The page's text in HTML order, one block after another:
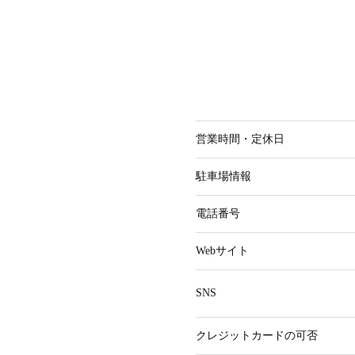
営業時間・ 定休日
駐車場情報
電話番号
Webサイト
SNS
クレジット カードの可否